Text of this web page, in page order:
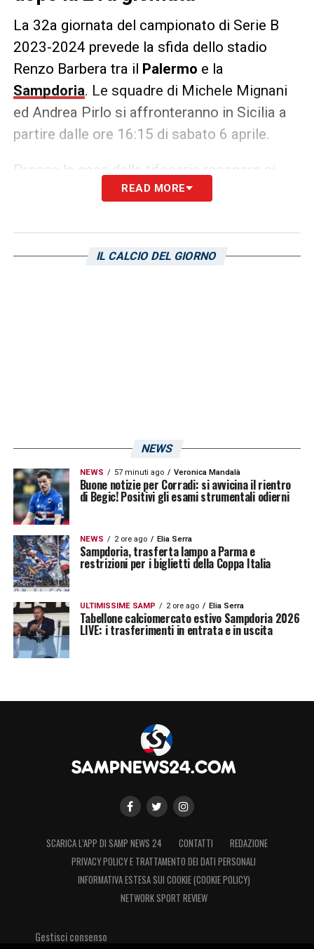
La 32a giornata del campionato di Serie B
2023-2024 prevede la sfida dello stadio
Renzo Barbera tra il Palermo e la
Sampdoria. Le squadre di Michele Mignani
ed Andrea Pirlo si affronteranno in Sicilia a
partire dalle ore 16:15 di sabato 6 aprile.
Presso la casa della tifoseria rosanero si
sfideranno 2 tra le squadre più prolifiche
Veneziaa quota 20 reti – riportaLa
Repubblica. Le due formazioni da quel
READ MORE
IL CALCIO DEL GIORNO
NEWS
NEWS 57 minuti ago Veronica Mandalà
Buone notizie per Corradi: si avvicina il rientro
di Begic! Positivi gli esami strumentali odierni
NEWS 2 ore ago Elia Serra
Sampdoria, trasferta lampo a Parma e
restrizioni per i biglietti della Coppa Italia
ULTIMISSIME SAMP 2 ore ago Elia Serra
Tabellone calciomercato estivo Sampdoria 2026
LIVE: i trasferimenti in entrata e in uscita
SCARICA L’APP DI SAMP NEWS 24 CONTATTI
REDAZIONE
PRIVACY POLICY E TRATTAMENTO DEI DATI PERSONALI
INFORMATIVA ESTESA SUI COOKIE (COOKIE POLICY)
NETWORK SPORT REVIEW
Gestisci consenso